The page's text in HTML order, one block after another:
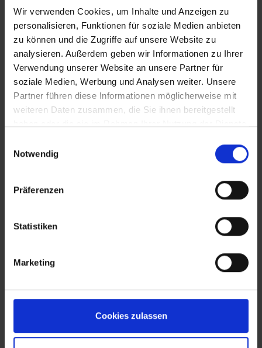
Wir verwenden Cookies, um Inhalte und Anzeigen zu
personalisieren, Funktionen für soziale Medien anbieten
zu können und die Zugriffe auf unsere Website zu
analysieren. Außerdem geben wir Informationen zu Ihrer
Verwendung unserer Website an unsere Partner für
soziale Medien, Werbung und Analysen weiter. Unsere
Partner führen diese Informationen möglicherweise mit
weiteren Daten zusammen, die Sie ihnen bereitgestellt
Notwendig
Präferenzen
Statistiken
Marketing
Cookies zulassen